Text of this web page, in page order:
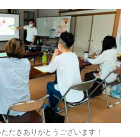
だきありがとうございます！